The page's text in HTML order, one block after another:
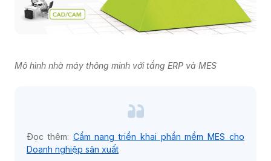
Mô hình nhà máy thông minh với tầng ERP và MES
Đọc thêm: Cẩm nang triển khai phần mềm MES cho
Doanh nghiệp sản xuất